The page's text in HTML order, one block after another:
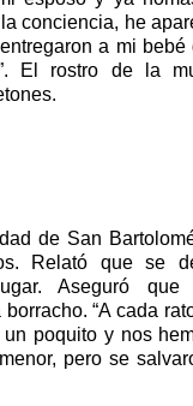
conciencia, he
a mi bebé
El rostro de la
de San
Relató que se
Aseguró que
“A cada
poquito y nos
pero se